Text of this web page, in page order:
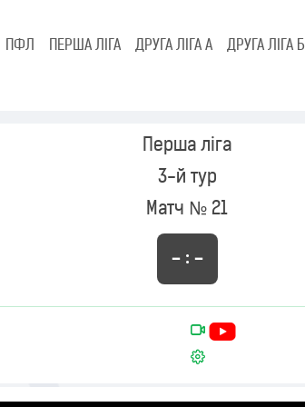
ПФЛ ПЕРША ЛІГА ДРУГА ЛІГА А ДРУГА ЛІГА Б
Перша ліга
3-й тур
Матч № 21
– : –